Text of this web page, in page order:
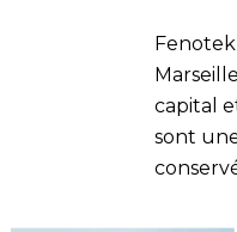
capital
sont